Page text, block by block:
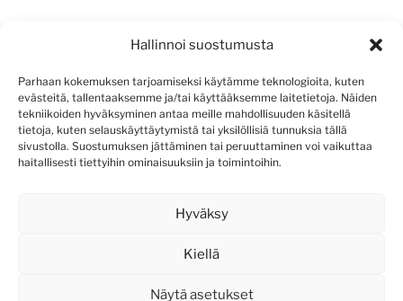
Hallinnoi suostumusta
Parhaan kokemuksen tarjoamiseksi käytämme teknologioita, kuten
evästeitä, tallentaaksemme ja/tai käyttääksemme laitetietoja. Näiden
tekniikoiden hyväksyminen antaa meille mahdollisuuden käsitellä
tietoja, kuten selauskäyttäytymistä tai yksilöllisiä tunnuksia tällä
sivustolla. Suostumuksen jättäminen tai peruuttaminen voi vaikuttaa
haitallisesti tiettyihin ominaisuuksiin ja toimintoihin.
Hyväksy
Kiellä
Näytä asetukset
Sisältösyöte
Kommenttisyöte